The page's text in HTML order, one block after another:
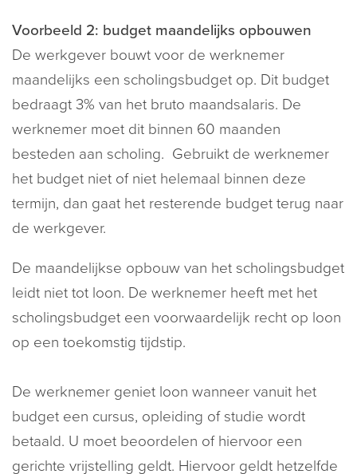
Voorbeeld 2: budget maandelijks opbouwen
De werkgever bouwt voor de werknemer
maandelijks een scholingsbudget op. Dit budget
bedraagt 3% van het bruto maandsalaris. De
werknemer moet dit binnen 60 maanden
besteden aan scholing. Gebruikt de werknemer
het budget niet of niet helemaal binnen deze
termijn, dan gaat het resterende budget terug naar
de werkgever.
De maandelijkse opbouw van het scholingsbudget
leidt niet tot loon. De werknemer heeft met het
scholingsbudget een voorwaardelijk recht op loon
op een toekomstig tijdstip.
De werknemer geniet loon wanneer vanuit het
budget een cursus, opleiding of studie wordt
betaald. U moet beoordelen of hiervoor een
gerichte vrijstelling geldt. Hiervoor geldt hetzelfde